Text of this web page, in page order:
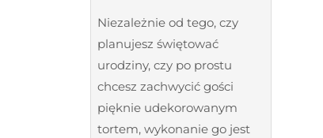
designu
do
swojego
ciasta
Niezależnie od tego, czy
planujesz świętować
urodziny, czy po prostu
chcesz zachwycić gości
pięknie udekorowanym
tortem, wykonanie go jest